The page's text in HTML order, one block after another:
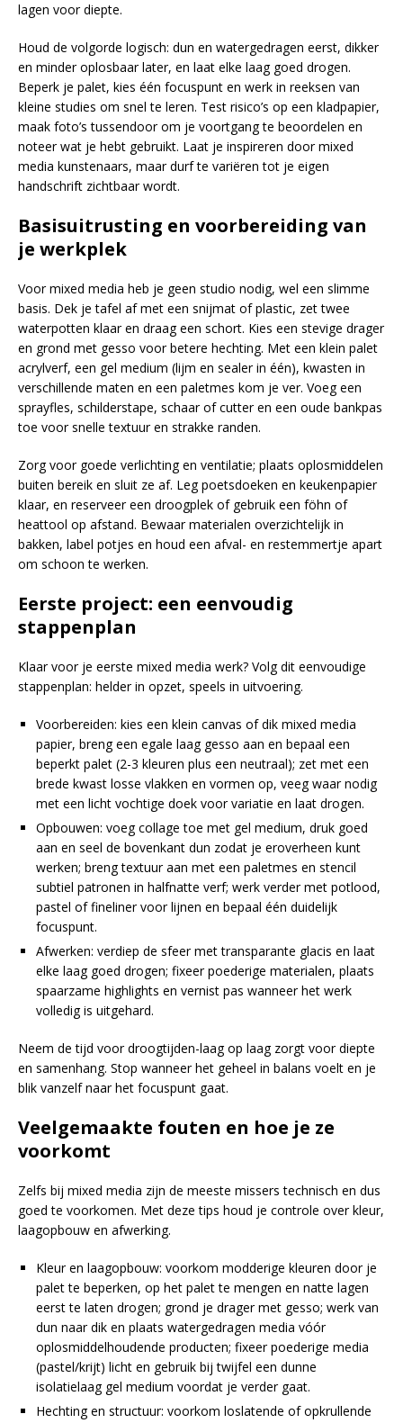
lagen voor diepte.
Houd de volgorde logisch: dun en watergedragen eerst, dikker
en minder oplosbaar later, en laat elke laag goed drogen.
Beperk je palet, kies één focuspunt en werk in reeksen van
kleine studies om snel te leren. Test risico’s op een kladpapier,
maak foto’s tussendoor om je voortgang te beoordelen en
noteer wat je hebt gebruikt. Laat je inspireren door mixed
media kunstenaars, maar durf te variëren tot je eigen
handschrift zichtbaar wordt.
Basisuitrusting en voorbereiding van
je werkplek
Voor mixed media heb je geen studio nodig, wel een slimme
basis. Dek je tafel af met een snijmat of plastic, zet twee
waterpotten klaar en draag een schort. Kies een stevige drager
en grond met gesso voor betere hechting. Met een klein palet
acrylverf, een gel medium (lijm en sealer in één), kwasten in
verschillende maten en een paletmes kom je ver. Voeg een
sprayfles, schilderstape, schaar of cutter en een oude bankpas
toe voor snelle textuur en strakke randen.
Zorg voor goede verlichting en ventilatie; plaats oplosmiddelen
buiten bereik en sluit ze af. Leg poetsdoeken en keukenpapier
klaar, en reserveer een droogplek of gebruik een föhn of
heattool op afstand. Bewaar materialen overzichtelijk in
bakken, label potjes en houd een afval- en restemmertje apart
om schoon te werken.
Eerste project: een eenvoudig
stappenplan
Klaar voor je eerste mixed media werk? Volg dit eenvoudige
stappenplan: helder in opzet, speels in uitvoering.
Voorbereiden: kies een klein canvas of dik mixed media
papier, breng een egale laag gesso aan en bepaal een
beperkt palet (2-3 kleuren plus een neutraal); zet met een
brede kwast losse vlakken en vormen op, veeg waar nodig
met een licht vochtige doek voor variatie en laat drogen.
Opbouwen: voeg collage toe met gel medium, druk goed
aan en seel de bovenkant dun zodat je eroverheen kunt
werken; breng textuur aan met een paletmes en stencil
subtiel patronen in halfnatte verf; werk verder met potlood,
pastel of fineliner voor lijnen en bepaal één duidelijk
focuspunt.
Afwerken: verdiep de sfeer met transparante glacis en laat
elke laag goed drogen; fixeer poederige materialen, plaats
spaarzame highlights en vernist pas wanneer het werk
volledig is uitgehard.
Neem de tijd voor droogtijden-laag op laag zorgt voor diepte
en samenhang. Stop wanneer het geheel in balans voelt en je
blik vanzelf naar het focuspunt gaat.
Veelgemaakte fouten en hoe je ze
voorkomt
Zelfs bij mixed media zijn de meeste missers technisch en dus
goed te voorkomen. Met deze tips houd je controle over kleur,
laagopbouw en afwerking.
Kleur en laagopbouw: voorkom modderige kleuren door je
palet te beperken, op het palet te mengen en natte lagen
eerst te laten drogen; grond je drager met gesso; werk van
dun naar dik en plaats watergedragen media vóór
oplosmiddelhoudende producten; fixeer poederige media
(pastel/krijt) licht en gebruik bij twijfel een dunne
isolatielaag gel medium voordat je verder gaat.
Hechting en structuur: voorkom loslatende of opkrullende